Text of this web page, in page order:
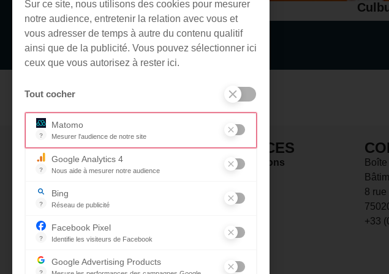
Sur ce site, nous utilisons des cookies pour mesurer
notre audience, entretenir la relation avec vous et
vous adresser de temps à autre du contenu qualitif
ainsi que de la publicité. Vous pouvez sélectionner ici
ceux que vous autorisez à rester ici.
Tout cocher
?
Matomo
Mesurer l'audience de notre site
Outil analytique (alternative à Google Analytics) collectant des données sur les utilisateurs
?
Google Analytics 4
Nous aide à mesurer notre audience
Essentiel pour la gestion du site web, il permet de mesurer des indicateurs tels que le trafic,
?
Bing
Réseau de publicité
?
Facebook Pixel
Identifie les visiteurs de Facebook
?
Google Advertising Products
RESSOURCES
Foire aux questions
8
+33